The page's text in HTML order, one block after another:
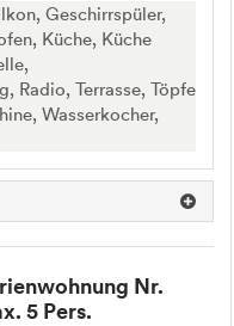
Geschirrspüler,
Küche, Küche
Radio, Terrasse, Töpfe
Wasserkocher,
Nr.
5 Pers.